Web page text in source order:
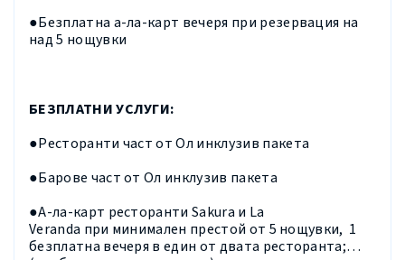
●Безплатна а-ла-карт вечеря при резервация на
над 5 нощувки
БЕЗПЛАТНИ УСЛУГИ:
●Ресторанти част от Ол инклузив пакета
●Барове част от Ол инклузив пакета
●А-ла-карт ресторанти Sakura и La
Veranda при минимален престой от 5 нощувки, 1
безплатна вечеря в един от двата ресторанта;